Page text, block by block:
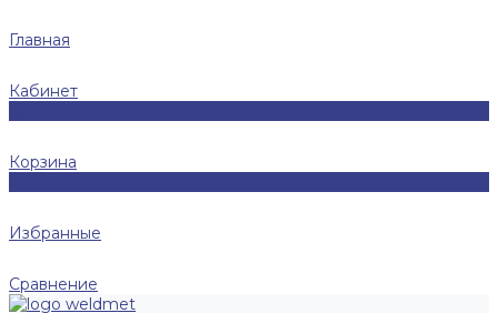
Главная
Кабинет
Корзина
Избранные
Сравнение